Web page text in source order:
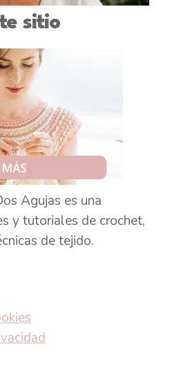
sitio
Agujas es una
y tutoriales de crochet,
de tejido.